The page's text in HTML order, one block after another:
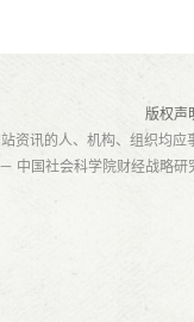
版权声
资讯的人、机构、组织均应
中国社会科学院财经战略